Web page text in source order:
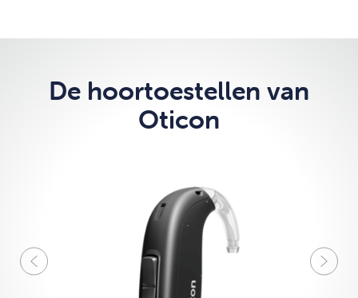
De hoortoestellen van
Oticon